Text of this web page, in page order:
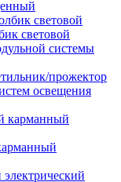
световой
системы
прожектор
освещения